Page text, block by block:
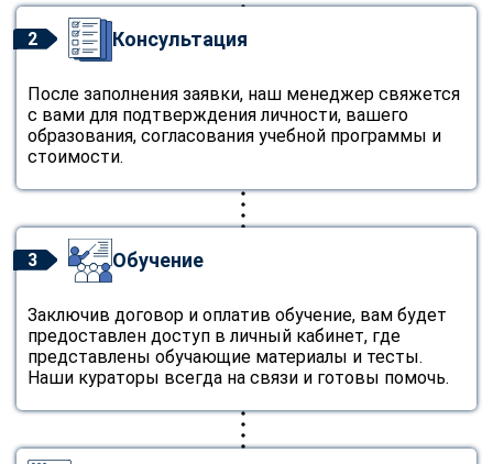
2 Консультация
После заполнения заявки, наш менеджер свяжется
с вами для подтверждения личности, вашего
образования, согласования учебной программы и
стоимости.
3 Обучение
Заключив договор и оплатив обучение, вам будет
предоставлен доступ в личный кабинет, где
представлены обучающие материалы и тесты.
Наши кураторы всегда на связи и готовы помочь.